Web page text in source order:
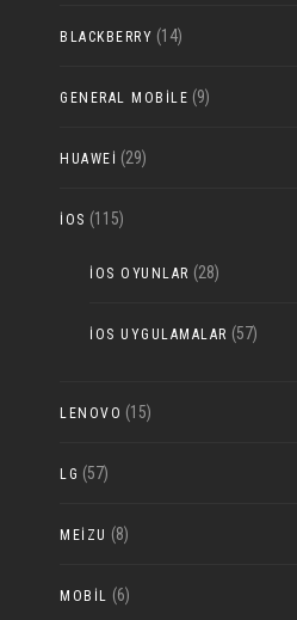
BLACKBERRY (14)
GENERAL MOBILE (9)
HUAWEI (29)
IOS (115)
IOS OYUNLAR (28)
IOS UYGULAMALAR (57)
LENOVO (15)
LG (57)
MEIZU (8)
MOBIL (6)